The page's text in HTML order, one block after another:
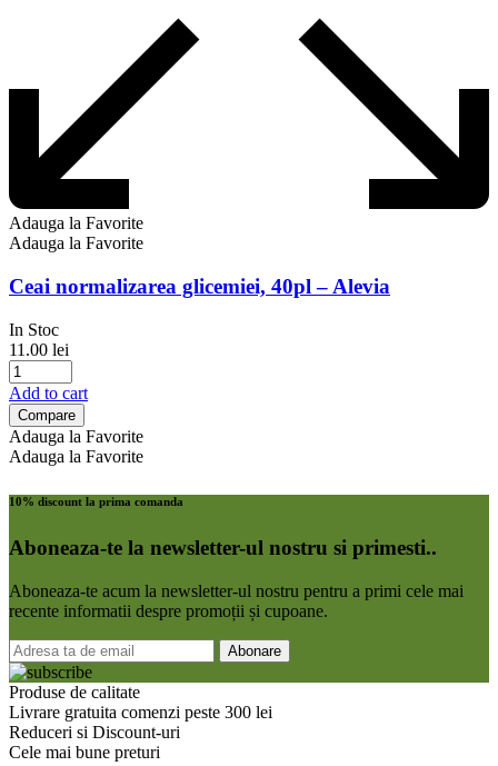
Adauga la Favorite
Adauga la Favorite
Ceai normalizarea glicemiei, 40pl – Alevia
In Stoc
11.00 lei
Add to cart
Compare
Adauga la Favorite
Adauga la Favorite
10% discount la prima comanda
Aboneaza-te la newsletter-ul nostru si primesti..
Aboneaza-te acum la newsletter-ul nostru pentru a primi cele mai
recente informatii despre promoții și cupoane.
Produse de calitate
Livrare gratuita comenzi peste 300 lei
Reduceri si Discount-uri
Cele mai bune preturi